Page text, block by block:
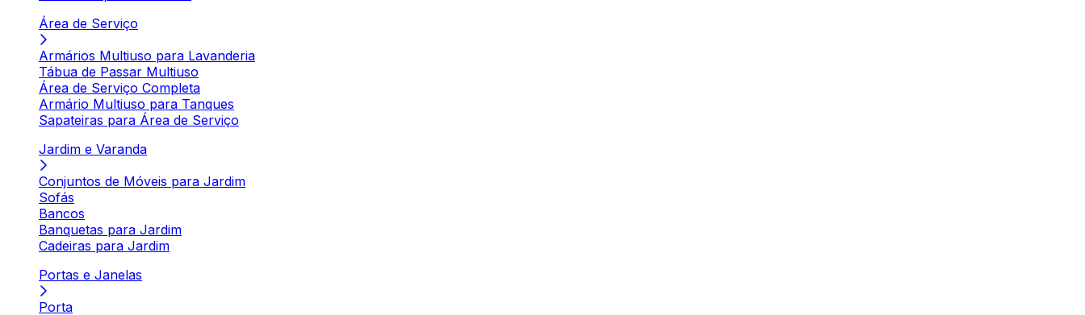
Área de Serviço
Armários Multiuso para Lavanderia
Tábua de Passar Multiuso
Área de Serviço Completa
Armário Multiuso para Tanques
Sapateiras para Área de Serviço
Jardim e Varanda
Conjuntos de Móveis para Jardim
Sofás
Bancos
Banquetas para Jardim
Cadeiras para Jardim
Portas e Janelas
Porta